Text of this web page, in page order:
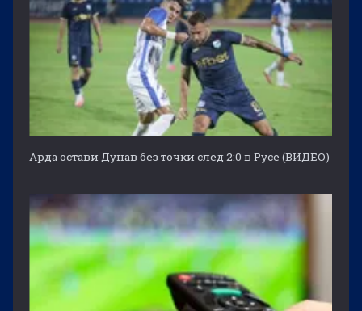
Арда остави Дунав без точки след 2:0 в Русе (ВИДЕО)